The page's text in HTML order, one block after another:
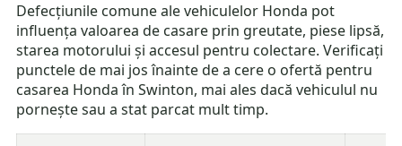
Defecțiunile comune ale vehiculelor Honda pot
influența valoarea de casare prin greutate, piese lipsă,
starea motorului și accesul pentru colectare. Verificați
punctele de mai jos înainte de a cere o ofertă pentru
casarea Honda în Swinton, mai ales dacă vehiculul nu
pornește sau a stat parcat mult timp.